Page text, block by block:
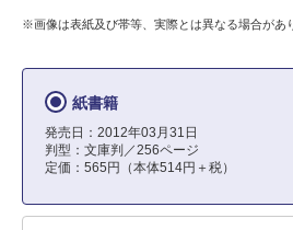
※画像は表紙及び帯等、実際とは異なる場合があ
紙書籍
発売日：2012年03月31日
判型：文庫判／256ページ
定価：565円（本体514円＋税）